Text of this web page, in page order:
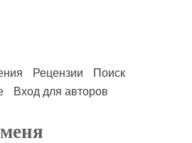
Рецензии
Поиск
Вход для авторов